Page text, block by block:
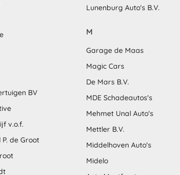
BV
v.o.f.
de Groot
Lunenburg Auto's B.V.
M
Garage de Maas
Magic Cars
De Mars B.V.
MDE Schadeautos's
Mehmet Unal Auto's
Mettler B.V.
Middelhoven Auto's
Midelo